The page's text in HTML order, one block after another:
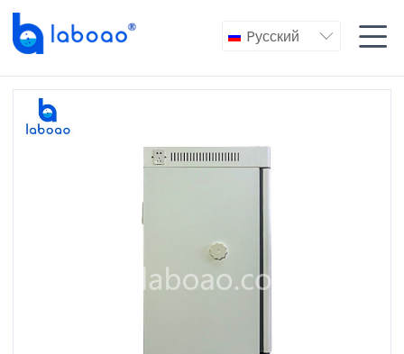
Pусский  